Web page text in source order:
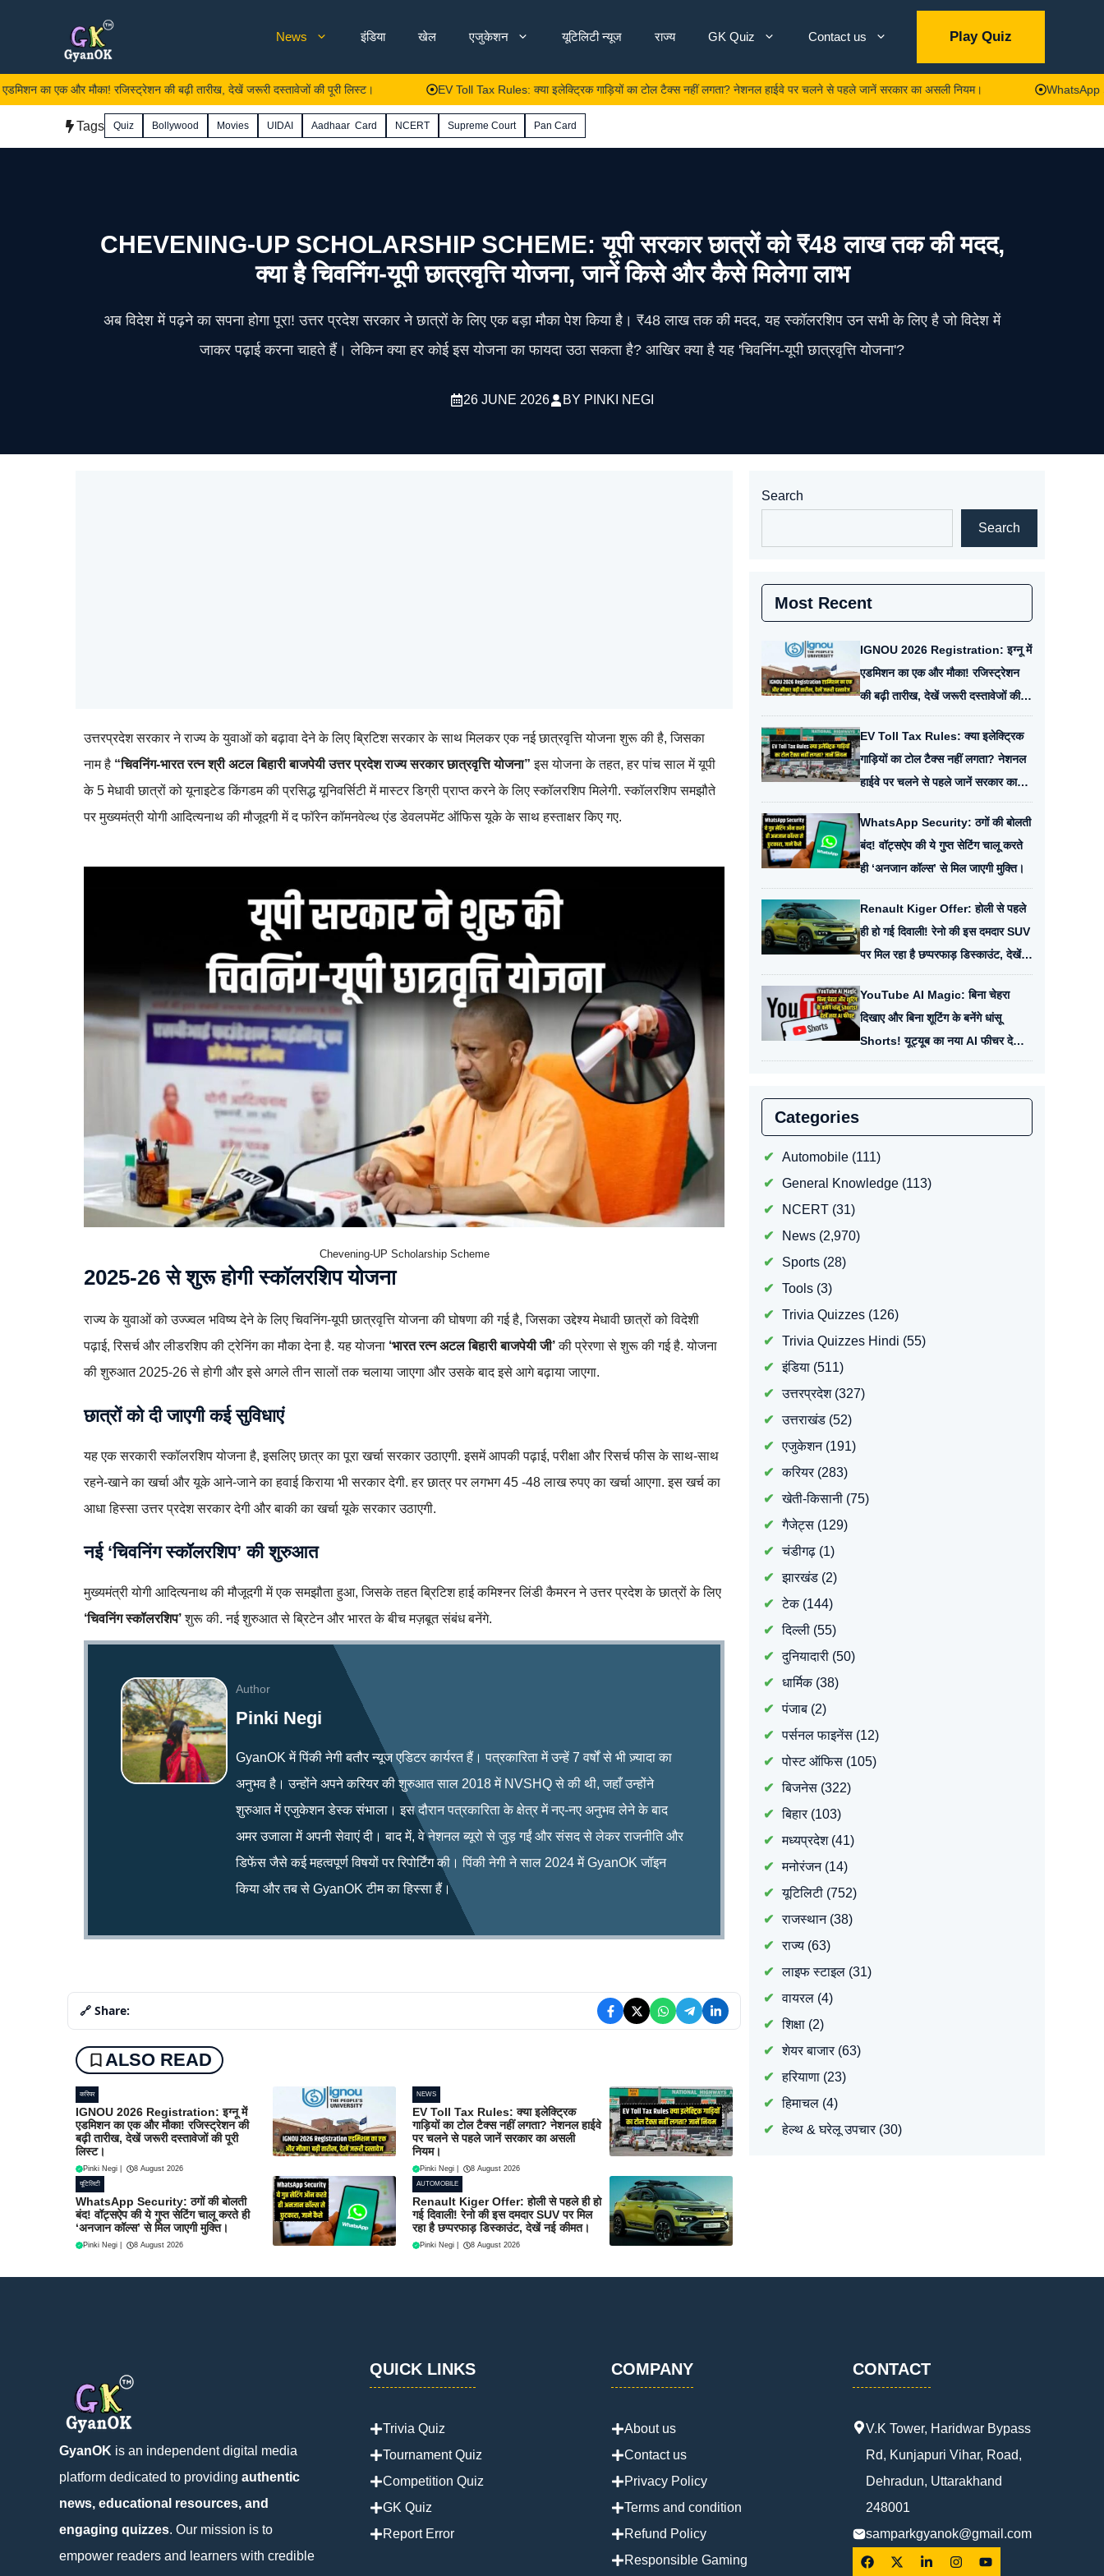
News इंडिया खेल एजुकेशन यूटिलिटी न्यूज राज्य GK Quiz Contact us Play Quiz
और मौका! रजिस्ट्रेशन की बढ़ी तारीख, देखें जरूरी दस्तावेजों की पूरी लिस्ट। EV Toll Tax Rules: क्या इलेक्ट्रिक गाड़ियों का टोल टैक्स नहीं लगता? नेशनल हाईवे पर चलने से पहले जानें सरकार का असली नियम। WhatsApp
Tags Quiz Bollywood Movies UIDAI Aadhaar Card NCERT Supreme Court Pan Card
CHEVENING-UP SCHOLARSHIP SCHEME: यूपी सरकार छात्रों को ₹48 लाख तक की मदद,
क्या है चिवनिंग-यूपी छात्रवृत्ति योजना, जानें किसे और कैसे मिलेगा लाभ
अब विदेश में पढ़ने का सपना होगा पूरा! उत्तर प्रदेश सरकार ने छात्रों के लिए एक बड़ा मौका पेश किया है। ₹48 लाख तक की मदद, यह स्कॉलरशिप उन सभी के लिए है जो विदेश में
जाकर पढ़ाई करना चाहते हैं। लेकिन क्या हर कोई इस योजना का फायदा उठा सकता है? आखिर क्या है यह 'चिवनिंग-यूपी छात्रवृत्ति योजना'?
26 JUNE 2026 BY PINKI NEGI
उत्तरप्रदेश सरकार ने राज्य के युवाओं को बढ़ावा देने के लिए ब्रिटिश सरकार के साथ मिलकर एक नई छात्रवृत्ति योजना शुरू की है, जिसका
नाम है “चिवनिंग-भारत रत्न श्री अटल बिहारी बाजपेयी उत्तर प्रदेश राज्य सरकार छात्रवृत्ति योजना” इस योजना के तहत, हर पांच साल में यूपी
के 5 मेधावी छात्रों को यूनाइटेड किंगडम की प्रसिद्ध यूनिवर्सिटी में मास्टर डिग्री प्राप्त करने के लिए स्कॉलरशिप मिलेगी. स्कॉलरशिप समझौते
पर मुख्यमंत्री योगी आदित्यनाथ की मौजूदगी में द फॉरेन कॉमनवेल्थ एंड डेवलपमेंट ऑफिस यूके के साथ हस्ताक्षर किए गए.
Chevening-UP Scholarship Scheme
2025-26 से शुरू होगी स्कॉलरशिप योजना
राज्य के युवाओं को उज्ज्वल भविष्य देने के लिए चिवनिंग-यूपी छात्रवृत्ति योजना की घोषणा की गई है, जिसका उद्देश्य मेधावी छात्रों को विदेशी
पढ़ाई, रिसर्च और लीडरशिप की ट्रेनिंग का मौका देना है. यह योजना ‘भारत रत्न अटल बिहारी बाजपेयी जी’की प्रेरणा से शुरू की गई है. योजना
की शुरुआत 2025-26 से होगी और इसे अगले तीन सालों तक चलाया जाएगा और उसके बाद इसे आगे बढ़ाया जाएगा.
छात्रों को दी जाएगी कई सुविधाएं
यह एक सरकारी स्कॉलरशिप योजना है, इसलिए छात्र का पूरा खर्चा सरकार उठाएगी. इसमें आपकी पढ़ाई, परीक्षा और रिसर्च फीस के साथ-साथ
रहने-खाने का खर्चा और यूके आने-जाने का हवाई किराया भी सरकार देगी. हर छात्र पर लगभग 45 -48 लाख रुपए का खर्चा आएगा. इस खर्च का
आधा हिस्सा उत्तर प्रदेश सरकार देगी और बाकी का खर्चा यूके सरकार उठाएगी.
नई ‘चिवनिंग स्कॉलरशिप’ की शुरुआत
मुख्यमंत्री योगी आदित्यनाथ की मौजूदगी में एक समझौता हुआ, जिसके तहत ब्रिटिश हाई कमिश्नर लिंडी कैमरन ने उत्तर प्रदेश के छात्रों के लिए
‘चिवनिंग स्कॉलरशिप’शुरू की. नई शुरुआत से ब्रिटेन और भारत के बीच मज़बूत संबंध बनेंगे.
Author
Pinki Negi
GyanOK में पिंकी नेगी बतौर न्यूज एडिटर कार्यरत हैं। पत्रकारिता में उन्हें 7 वर्षों से भी ज़्यादा का
अनुभव है। उन्होंने अपने करियर की शुरुआत साल 2018 में NVSHQ से की थी, जहाँ उन्होंने
शुरुआत में एजुकेशन डेस्क संभाला। इस दौरान पत्रकारिता के क्षेत्र में नए-नए अनुभव लेने के बाद
अमर उजाला में अपनी सेवाएं दी। बाद में, वे नेशनल ब्यूरो से जुड़ गईं और संसद से लेकर राजनीति और
डिफेंस जैसे कई महत्वपूर्ण विषयों पर रिपोर्टिंग की। पिंकी नेगी ने साल 2024 में GyanOK जॉइन
किया और तब से GyanOK टीम का हिस्सा हैं।
🔗 Share:
ALSO READ
करियर
IGNOU 2026 Registration: इग्नू में
एडमिशन का एक और मौका! रजिस्ट्रेशन की
बढ़ी तारीख, देखें जरूरी दस्तावेजों की पूरी
लिस्ट।
Pinki Negi 8 August 2026
NEWS
EV Toll Tax Rules: क्या इलेक्ट्रिक
गाड़ियों का टोल टैक्स नहीं लगता? नेशनल हाईवे
पर चलने से पहले जानें सरकार का असली
नियम।
Pinki Negi 8 August 2026
यूटिलिटी
WhatsApp Security: ठगों की बोलती
बंद! वॉट्सऐप की ये गुप्त सेटिंग चालू करते ही
‘अनजान कॉल्स’ से मिल जाएगी मुक्ति।
Pinki Negi 8 August 2026
AUTOMOBILE
Renault Kiger Offer: होली से पहले ही हो
गई दिवाली! रेनो की इस दमदार SUV पर मिल
रहा है छप्परफाड़ डिस्काउंट, देखें नई कीमत।
Pinki Negi 8 August 2026
Search
Search
Most Recent
IGNOU 2026 Registration: इग्नू में
एडमिशन का एक और मौका! रजिस्ट्रेशन
की बढ़ी तारीख, देखें जरूरी दस्तावेजों की
पूरी लिस्ट।
EV Toll Tax Rules: क्या इलेक्ट्रिक
गाड़ियों का टोल टैक्स नहीं लगता? नेशनल
हाईवे पर चलने से पहले जानें सरकार का
असली नियम।
WhatsApp Security: ठगों की बोलती
बंद! वॉट्सऐप की ये गुप्त सेटिंग चालू करते
ही ‘अनजान कॉल्स’ से मिल जाएगी मुक्ति।
Renault Kiger Offer: होली से पहले
ही हो गई दिवाली! रेनो की इस दमदार SUV
पर मिल रहा है छप्परफाड़ डिस्काउंट, देखें
नई कीमत।
YouTube AI Magic: बिना चेहरा
दिखाए और बिना शूटिंग के बनेंगे धांसू
Shorts! यूट्यूब का नया AI फीचर देख
रह जाएंगे दंग।
Categories
Automobile(111)
General Knowledge(113)
NCERT(31)
News(2,970)
Sports(28)
Tools(3)
Trivia Quizzes(126)
Trivia Quizzes Hindi (55)
इंडिया(511)
उत्तरप्रदेश(327)
उत्तराखंड(52)
एजुकेशन(191)
करियर(283)
खेती-किसानी(75)
गैजेट्स(129)
चंडीगढ़(1)
झारखंड(2)
टेक(144)
दिल्ली(55)
दुनियादारी(50)
धार्मिक(38)
पंजाब(2)
पर्सनल फाइनेंस(12)
पोस्ट ऑफिस(105)
बिजनेस(322)
बिहार(103)
मध्यप्रदेश(41)
मनोरंजन(14)
यूटिलिटी(752)
राजस्थान(38)
राज्य(63)
लाइफ स्टाइल(31)
वायरल(4)
शिक्षा(2)
शेयर बाजार(63)
हरियाणा(23)
हिमाचल(4)
हेल्थ & घरेलू उपचार(30)
GyanOK is an independent digital media
platform dedicated to providing authentic
news, educational resources, and
engaging quizzes. Our mission is to
empower readers and learners with credible
QUICK LINKS
Trivia Quiz
Tournament Quiz
Competition Quiz
GK Quiz
Report Error
COMPANY
About us
Contact us
Privacy Policy
Terms and condition
Refund Policy
Responsible Gaming
CONTACT
V.K Tower, Haridwar Bypass
Rd, Kunjapuri Vihar, Road,
Dehradun, Uttarakhand
248001
samparkgyanok@gmail.com